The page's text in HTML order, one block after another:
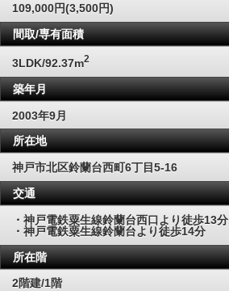
109,000円(3,500円)
間取/専有面積
3LDK/92.37m2
築年月
2003年9月
所在地
神戸市北区鈴蘭台西町6丁目5-16
交通
・神戸電鉄粟生線鈴蘭台西口より徒歩13分
・神戸電鉄粟生線鈴蘭台より徒歩14分
所在階
2階建/1階